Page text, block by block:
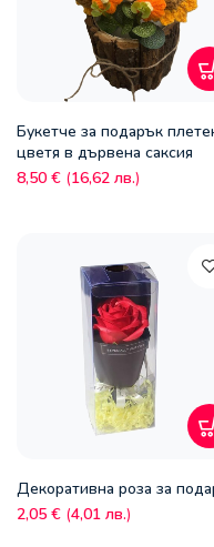
Букетче за подарък
цветя в дървена саксия
8,50 € (16,62 лв.)
Декоративна роза за
2,05 € (4,01 лв.)